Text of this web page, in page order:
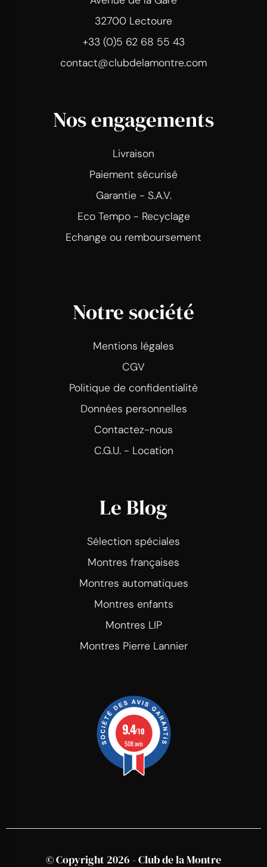
32700 Lectoure
+33 (0)5 62 68 55 43
contact@clubdelamontre.com
Nos engagements
Livraison
Paiement sécurisé
Garantie - S.A.V.
Eco Tempo - Recyclage
Echange ou remboursement
Notre société
Mentions légales
CGV
Politique de confidentialité
Données personnelles
Contactez-nous
C.G.U. - Location
Le Blog
Sélection spéciales
Montres françaises
Montres automatiques
Montres enfants
Montres LIP
Montres Pierre Lannier
9.4/10
508 avis
© Copyright 2026 - Club de la Montre